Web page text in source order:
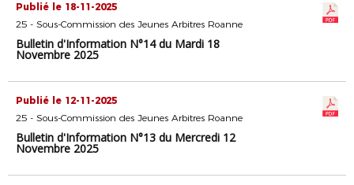
Publié le 18-11-2025
25 - Sous-Commission des Jeunes Arbitres Roanne
Bulletin d'Information N°14 du Mardi 18
Novembre 2025
Publié le 12-11-2025
25 - Sous-Commission des Jeunes Arbitres Roanne
Bulletin d'Information N°13 du Mercredi 12
Novembre 2025